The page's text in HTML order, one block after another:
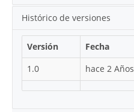
Histórico de versiones
Versión Fecha
1.0
hace 2 Años